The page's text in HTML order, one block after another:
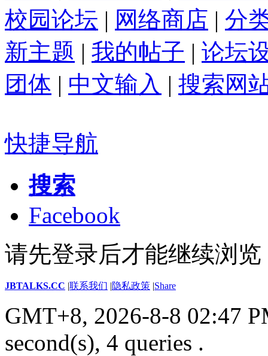
校园论坛 | 网络商店 | 分
新主题 | 我的帖子 | 论坛
团体 | 中文输入 | 搜索网
快捷导航
搜索
Facebook
请先登录后才能继续浏览
JBTALKS.CC |联系我们 |隐私政策 |Share
GMT+8, 2026-8-8 02:47
second(s), 4 queries .